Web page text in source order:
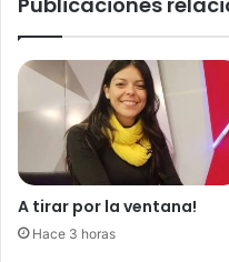
A tirar por la ventana!
Hace 3 horas